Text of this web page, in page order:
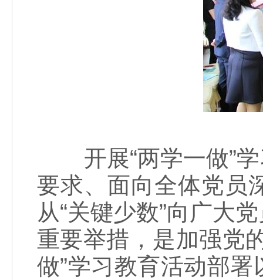
开展“两学一做”学
要求、面向全体党员
从“关键少数”向广大
重要举措，是加强党
做”学习教育活动部